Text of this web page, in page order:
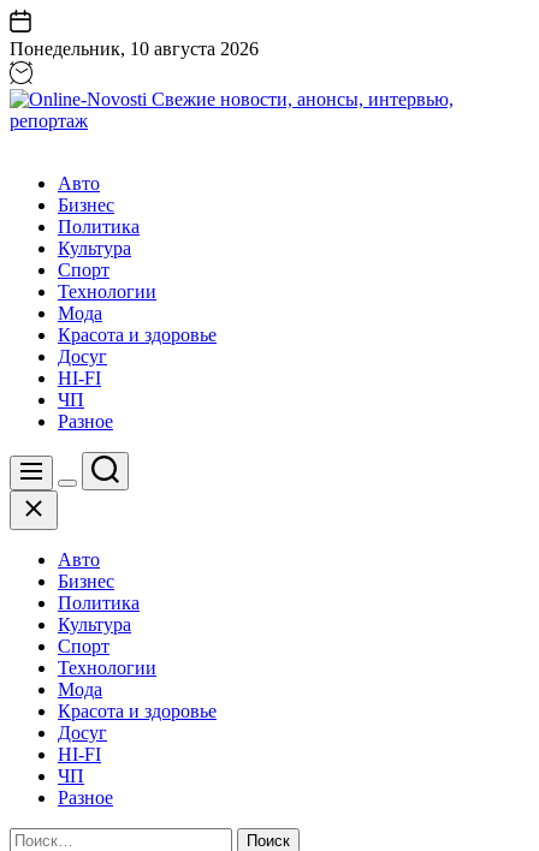
Перейти
к
содержанию
Понедельник, 10 августа 2026
Свежие
новости,
анонсы,
интервью,
репортаж
Авто
Бизнес
Политика
Культура
Спорт
Технологии
Мода
Красота и здоровье
Досуг
HI-FI
ЧП
Разное
Меню
Цвет
Поиск
Закрыть
Авто
Бизнес
Политика
Культура
Спорт
Технологии
Мода
Красота и здоровье
Досуг
HI-FI
ЧП
Разное
Найти: